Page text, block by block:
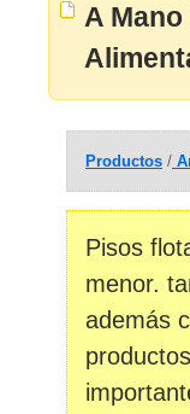
A
Productos /
Pisos
menor.
además